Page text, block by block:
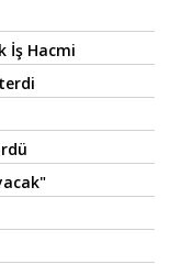
İş Hacmi